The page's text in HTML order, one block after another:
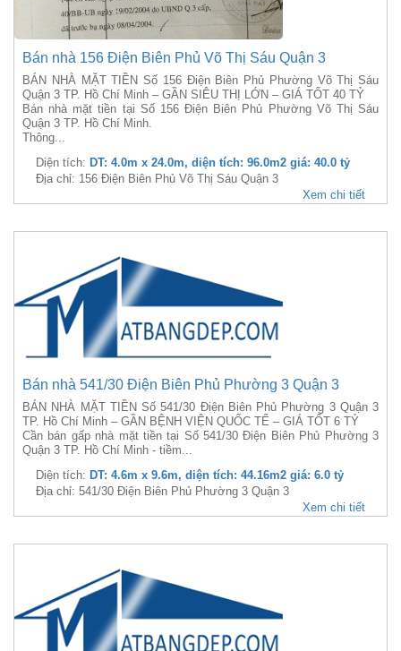
Bán nhà 156 Điện Biên Phủ Võ Thị Sáu Quận 3
BÁN NHÀ MẶT TIỀN Số 156 Điện Biên Phủ Phường Võ Thị Sáu
Quận 3 TP. Hồ Chí Minh – GẦN SIÊU THỊ LỚN – GIÁ TỐT 40 TỶ
Bán nhà mặt tiền tại Số 156 Điện Biên Phủ Phường Võ Thị Sáu
Quận 3 TP. Hồ Chí Minh.
Thông...
Diện tích: DT: 4.0m x 24.0m, diện tích: 96.0m2 giá: 40.0 tỷ
Địa chỉ: 156 Điện Biên Phủ Võ Thị Sáu Quận 3
Xem chi tiết
Bán nhà 541/30 Điện Biên Phủ Phường 3 Quận 3
BÁN NHÀ MẶT TIỀN Số 541/30 Điện Biên Phủ Phường 3 Quận 3
TP. Hồ Chí Minh – GẦN BỆNH VIỆN QUỐC TẾ – GIÁ TỐT 6 TỶ
Cần bán gấp nhà mặt tiền tại Số 541/30 Điện Biên Phủ Phường 3
Quận 3 TP. Hồ Chí Minh - tiềm...
Diện tích: DT: 4.6m x 9.6m, diện tích: 44.16m2 giá: 6.0 tỷ
Địa chỉ: 541/30 Điện Biên Phủ Phường 3 Quận 3
Xem chi tiết